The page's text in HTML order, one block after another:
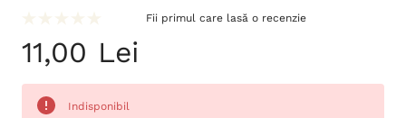
Fii primul care lasă o recenzie
11,00 Lei
Indisponibil